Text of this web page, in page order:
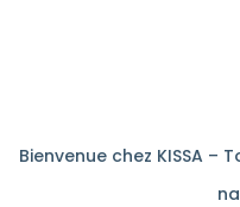
Bienvenue chez KISSA